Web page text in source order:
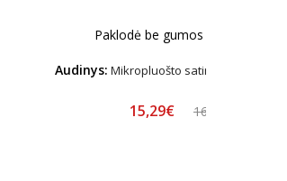
Paklodė be gumos „Brunette“
Audinys: Mikropluošto satinas –
15,29€ 16,99€